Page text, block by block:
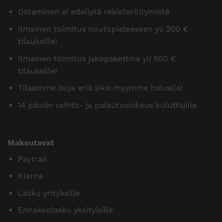
Ostaminen ei edellytä rekisteröitymistä
Ilmainen toimitus noutopisteeseen yli 200 €
tilauksille!
Ilmainen toimitus jakopakettina yli 500 €
tilauksille!
Tilaamme isoja eriä siksi myymme halvalla!
14 päivän vaihto- ja palautusoikeus kuluttajille
Maksutavat
Paytrail
Klarna
Lasku yrityksille
Ennakkolasku yksityisille